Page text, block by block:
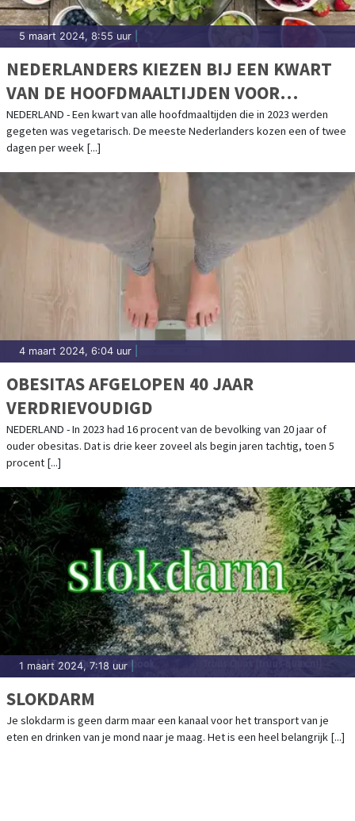
5 maart 2024, 8:55 uur
NEDERLANDERS KIEZEN BIJ EEN KWART
VAN DE HOOFDMAALTIJDEN VOOR
VEGETARISCH
NEDERLAND - Een kwart van alle hoofdmaaltijden die in 2023 werden
gegeten was vegetarisch. De meeste Nederlanders kozen een of twee
dagen per week [...]
4 maart 2024, 6:04 uur
OBESITAS AFGELOPEN 40 JAAR
VERDRIEVOUDIGD
NEDERLAND - In 2023 had 16 procent van de bevolking van 20 jaar of
ouder obesitas. Dat is drie keer zoveel als begin jaren tachtig, toen 5
procent [...]
1 maart 2024, 7:18 uur
SLOKDARM
Je slokdarm is geen darm maar een kanaal voor het transport van je
eten en drinken van je mond naar je maag. Het is een heel belangrijk [...]